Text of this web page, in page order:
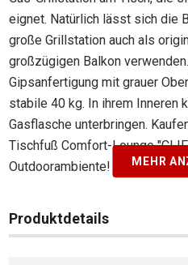
eignet. Natürlich lässt sich die
große Grillstation auch als
großzügigen Balkon
Gipsanfertigung mit grauer
stabile 40 kg. In ihrem Inneren
Gasflasche unterbringen.
Tischfuß Comfort-Lounge
Outdoorambiente!
MEHR
Produktdetails